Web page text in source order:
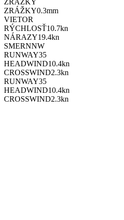
ZRÁŽKY0.3mm
VIETOR
RÝCHLOSŤ10.7kn
NÁRAZY19.4kn
SMERNNW
RUNWAY35
HEADWIND10.4kn
CROSSWIND2.3kn
RUNWAY35
HEADWIND10.4kn
CROSSWIND2.3kn